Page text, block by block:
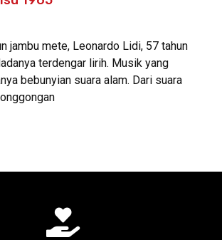
jambu mete, Leonardo Lidi, 57 tahun
terdengar lirih. Musik yang
bebunyian suara alam. Dari suara